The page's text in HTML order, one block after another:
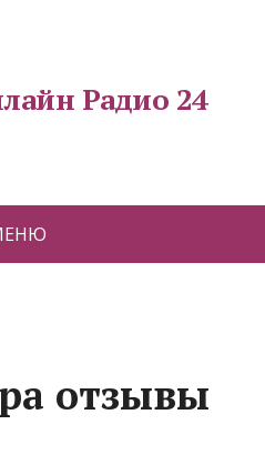
Радио 24
отзывы